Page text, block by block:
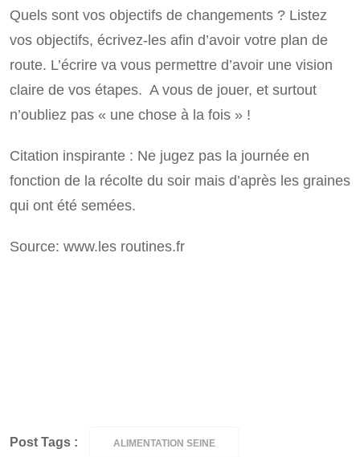
Quels sont vos objectifs de changements ? Listez
vos objectifs, écrivez-les afin d’avoir votre plan de
route. L’écrire va vous permettre d’avoir une vision
claire de vos étapes. A vous de jouer, et surtout
n’oubliez pas « une chose à la fois » !
Citation inspirante : Ne jugez pas la journée en
fonction de la récolte du soir mais d’après les graines
qui ont été semées.
Source: www.les routines.fr
Post Tags : ALIMENTATION SEINE